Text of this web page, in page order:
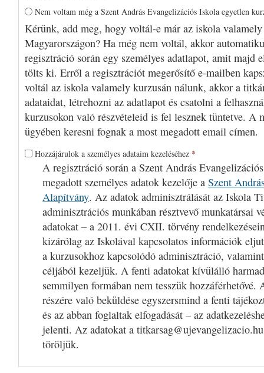
Nem voltam még a Szent András Evangelizációs Iskola egyetlen
Kérünk, add meg, hogy voltál-e már az iskola
Magyarországon? Ha még nem voltál, akkor
regisztráció során egy személyes adatlapot, amit majd
tölts ki. Erről a regisztrációt megerősítő e-mailben
voltál az iskola valamely kurzusán nálunk, akkor a
adataidat, létrehozni az adatlapot és csatolni a
kurzusokon való részvételeid is fel lesznek tüntetve. A
ügyében keresni fognak a most megadott email címen.
Hozzájárulok a személyes adataim kezeléséhez *
A regisztráció során a Szent András
megadott személyes adatok kezelője aSzent
Alapítvány. Az adatok adminisztrálását az Iskola
adminisztrációs munkában résztvevő munkatársai
adatokat – a 2011. évi CXII. törvény
kizárólag az Iskolával kapcsolatos információk
a kurzusokhoz kapcsolódó adminisztráció,
céljából kezeljük. A fenti adatokat kívülálló
semmilyen formában nem tesszük hozzáférhetővé.
részére való beküldése egyszersmind a fenti
és az abban foglaltak elfogadását – az
jelenti. Az adatokat a
töröljük.